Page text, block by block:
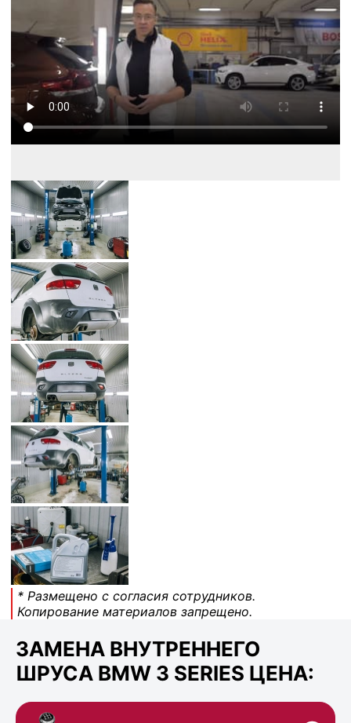
* Размещено с согласия сотрудников.
Копирование материалов запрещено.
ЗАМЕНА ВНУТРЕННЕГО
ШРУСА BMW 3 SERIES ЦЕНА: